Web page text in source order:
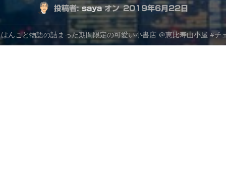
ス
キ
投稿者: saya オン 2019年6月22日
はんこと物語の詰まった期間限定の可愛い小書店 ＠恵比寿山小屋 #チ